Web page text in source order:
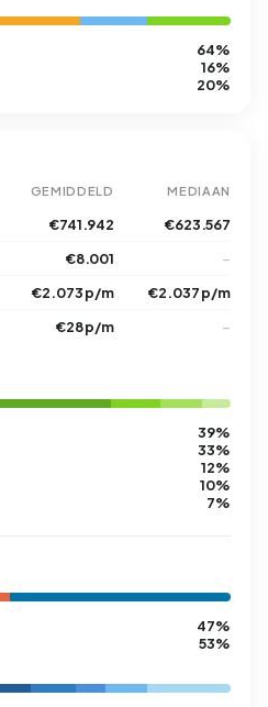
64%
16%
20%
GEMIDDELD MEDIAAN
€741.942 €623.567
€8.001 –
€2.073 p/m €2.037 p/m
€28 p/m –
39%
33%
12%
10%
7%
47%
53%